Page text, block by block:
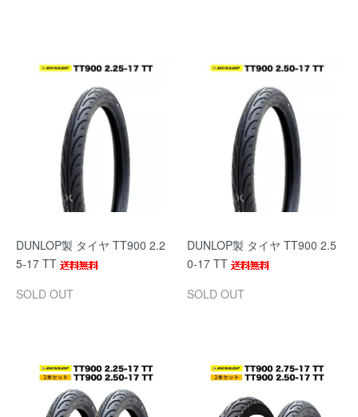
DUNLOP製 タイヤ TT900 2.2
5-17 TT
SOLD OUT
DUNLOP製 タイヤ TT900 2.5
0-17 TT
SOLD OUT